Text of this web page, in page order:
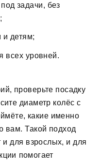
задачи, без
и детям;
всех уровней.
проверьте посадку
диаметр колёс с
какие именно
вам. Такой подход
для взрослых, и для
помогает